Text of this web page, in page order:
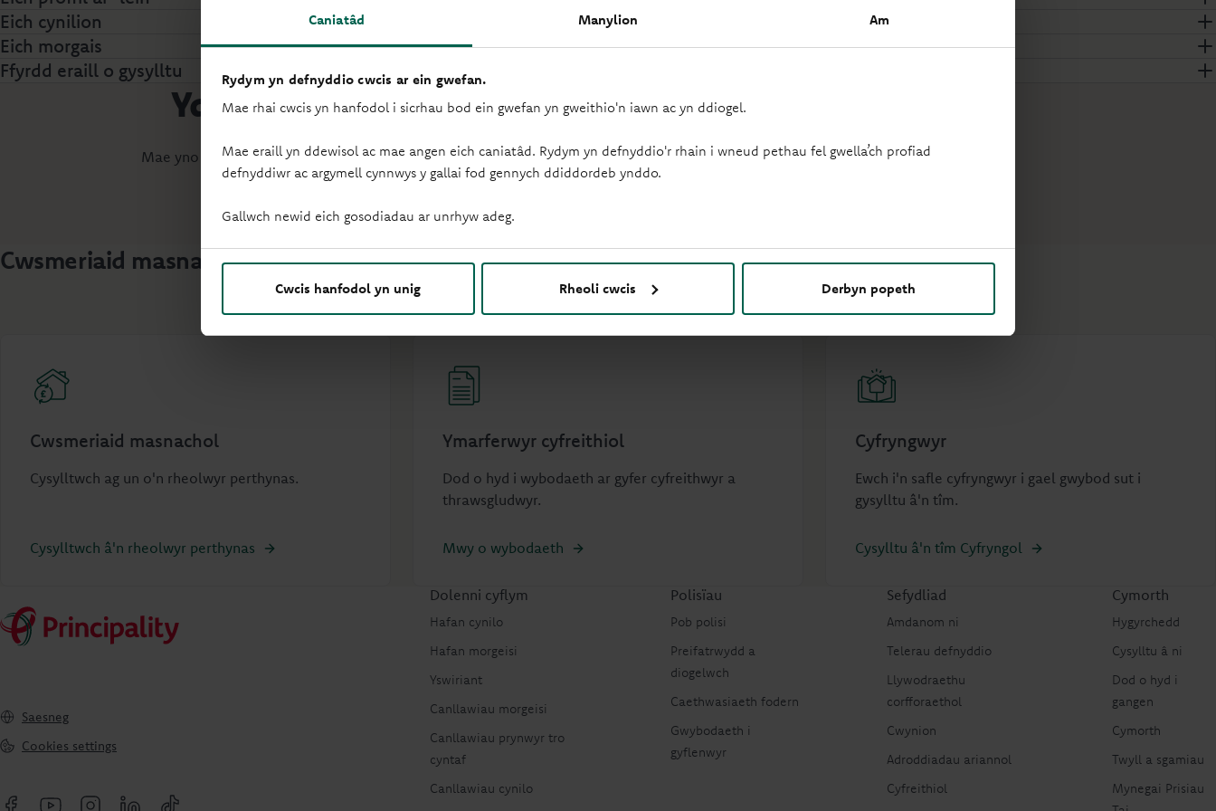
Caniatâd Manylion Am
Rydym yn defnyddio cwcis ar ein gwefan.
Mae rhai cwcis yn hanfodol i sicrhau bod ein gwefan yn gweithio'n iawn ac yn ddiogel.
Mae eraill yn ddewisol ac mae angen eich caniatâd. Rydym yn defnyddio'r rhain i wneud pethau fel gwella’ch profiad
defnyddiwr ac argymell cynnwys y gallai fod gennych ddiddordeb ynddo.
Gallwch newid eich gosodiadau ar unrhyw adeg.
Cwcis hanfodol yn unig Rheoli cwcis Derbyn popeth
Eich cynilion
Eich morgais
Ffyrdd eraill o gysylltu
Ydych chi wedi bod i’n hwb cymorth?
Mae yno i'ch helpu i ddod o hyd i atebion i'ch cwestiynau am ein cynhyrchion a'n gwasanaethau.
Cwsmeriaid masnachol ac ymarferwyr cyfreithiol
Cwsmeriaid masnachol
Cysylltwch ag un o'n rheolwyr perthynas.
Cysylltwch â'n rheolwyr perthynas
Ymarferwyr cyfreithiol
Dod o hyd i wybodaeth ar gyfer cyfreithwyr a
thrawsgludwyr.
Mwy o wybodaeth
Cyfryngwyr
Ewch i'n safle cyfryngwyr i gael gwybod sut i
gysylltu â'n tîm.
Cysylltu â'n tîm Cyfryngol
Saesneg
Cookies settings
Dolenni cyflym
Hafan cynilo
Hafan morgeisi
Yswiriant
Canllawiau morgeisi
Canllawiau prynwyr tro
cyntaf
Canllawiau cynilo
Polisïau
Pob polisi
Preifatrwydd a
diogelwch
Caethwasiaeth fodern
Gwybodaeth i
gyflenwyr
Sefydliad
Amdanom ni
Telerau defnyddio
Llywodraethu
corfforaethol
Cwynion
Adroddiadau ariannol
Cyfreithiol
Cymorth
Hygyrchedd
Cysylltu â ni
Dod o hyd i
gangen
Cymorth
Twyll a sgamiau
Mynegai Prisiau